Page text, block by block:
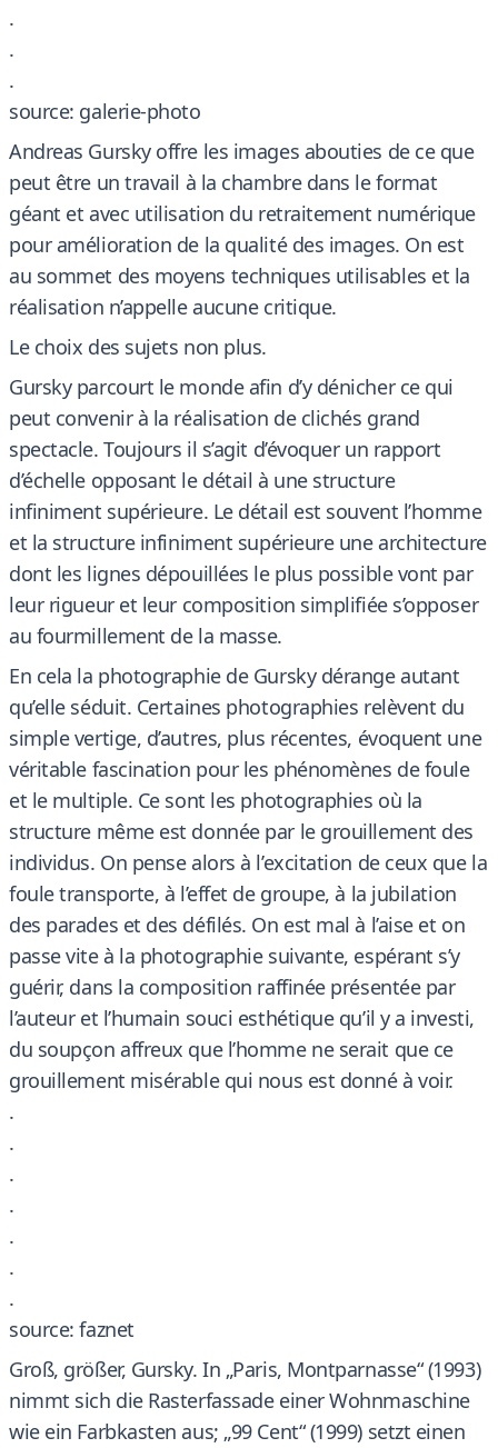
.
.
.
source: galerie-photo
Andreas Gursky offre les images abouties de ce que
peut être un travail à la chambre dans le format
géant et avec utilisation du retraitement numérique
pour amélioration de la qualité des images. On est
au sommet des moyens techniques utilisables et la
réalisation n’appelle aucune critique.
Le choix des sujets non plus.
Gursky parcourt le monde afin d’y dénicher ce qui
peut convenir à la réalisation de clichés grand
spectacle. Toujours il s’agit d’évoquer un rapport
d’échelle opposant le détail à une structure
infiniment supérieure. Le détail est souvent l’homme
et la structure infiniment supérieure une architecture
dont les lignes dépouillées le plus possible vont par
leur rigueur et leur composition simplifiée s’opposer
au fourmillement de la masse.
En cela la photographie de Gursky dérange autant
qu’elle séduit. Certaines photographies relèvent du
simple vertige, d’autres, plus récentes, évoquent une
véritable fascination pour les phénomènes de foule
et le multiple. Ce sont les photographies où la
structure même est donnée par le grouillement des
individus. On pense alors à l’excitation de ceux que la
foule transporte, à l’effet de groupe, à la jubilation
des parades et des défilés. On est mal à l’aise et on
passe vite à la photographie suivante, espérant s’y
guérir, dans la composition raffinée présentée par
l’auteur et l’humain souci esthétique qu’il y a investi,
du soupçon affreux que l’homme ne serait que ce
grouillement misérable qui nous est donné à voir.
.
.
.
.
.
.
.
source: faznet
Groß, größer, Gursky. In „Paris, Montparnasse“ (1993)
nimmt sich die Rasterfassade einer Wohnmaschine
wie ein Farbkasten aus; „99 Cent“ (1999) setzt einen